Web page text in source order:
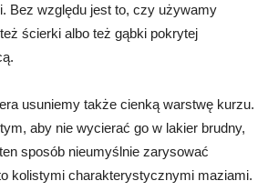
Bez względu jest to, czy używamy
ścierki albo też gąbki pokrytej
usuniemy także cienką warstwę kurzu.
aby nie wycierać go w lakier brudny,
sposób nieumyślnie zarysować
kolistymi charakterystycznymi maziami.